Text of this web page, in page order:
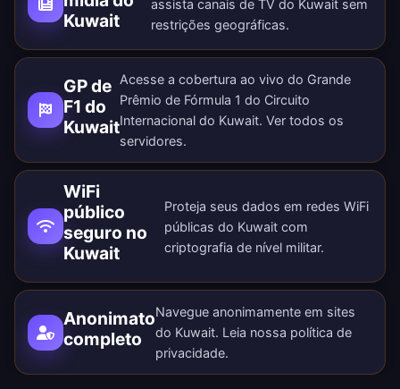
Kuwait
assista canais de TV do Kuwait sem
restrições geográficas.
GP de
F1 do
Kuwait
Acesse a cobertura ao vivo do Grande
Prêmio de Fórmula 1 do Circuito
Internacional do Kuwait. Ver todos os
servidores.
WiFi
público
seguro no
Kuwait
Proteja seus dados em redes WiFi
públicas do Kuwait com
criptografia de nível militar.
Anonimato
completo
Navegue anonimamente em sites
do Kuwait. Leia nossa política de
privacidade.